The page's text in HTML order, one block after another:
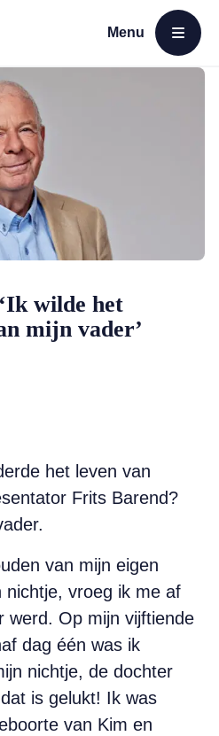
Menu
Open menu
wilde het
mijn vader’
het leven van
Frits Barend?
van mijn eigen
nichtje, vroeg ik me af
werd. Op mijn vijftiende
dag één was ik
nichtje, de dochter
is gelukt! Ik was
van Kim en